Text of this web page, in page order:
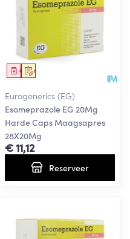
Op voorschrift
Geneesmiddel
Eurogenerics (EG)
Esomeprazole EG 20Mg
Harde Caps Maagsapres
28X20Mg
€ 11,12
Reserveer